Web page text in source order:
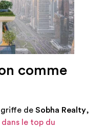
comme
de Sobha Realty,
dans le top du